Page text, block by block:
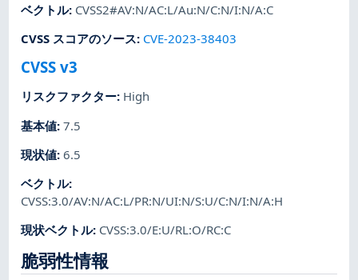
ベクトル: CVSS2#AV:N/AC:L/Au:N/C:N/I:N/A:C
CVSS スコアのソース: CVE-2023-38403
CVSS v3
リスクファクター: High
基本値:7.5
現状値:6.5
ベクトル:
CVSS:3.0/AV:N/AC:L/PR:N/UI:N/S:U/C:N/I:N/A:H
現状ベクトル: CVSS:3.0/E:U/RL:O/RC:C
脆弱性情報